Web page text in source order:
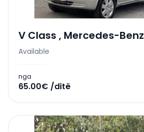
V Class , Mercedes-Benz
Available
nga
65.00€ /ditë